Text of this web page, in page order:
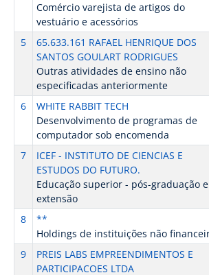
Comércio varejista de artigos do
vestuário e acessórios
5
65.633.161 RAFAEL HENRIQUE DOS
SANTOS GOULART RODRIGUES
Outras atividades de ensino não
especificadas anteriormente
6
WHITE RABBIT TECH
Desenvolvimento de programas de
computador sob encomenda
7
ICEF - INSTITUTO DE CIENCIAS E
ESTUDOS DO FUTURO.
Educação superior - pós-graduação e
extensão
8
**
Holdings de instituições não
9
PREIS LABS EMPREENDIMENTOS E
PARTICIPACOES LTDA